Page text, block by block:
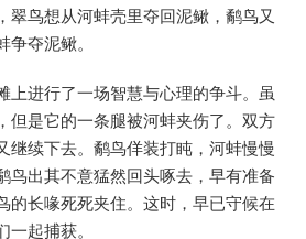
翠鸟想从河蚌壳里夺回泥鳅，鹬鸟又
夺泥鳅。
上进行了一场智慧与心理的争斗。虽
但是它的一条腿被河蚌夹伤了。双方
继续下去。鹬鸟佯装打盹，河蚌慢慢
鸟出其不意猛然回头啄去，早有准备
的长喙死死夹住。这时，早已守候在
起捕获。